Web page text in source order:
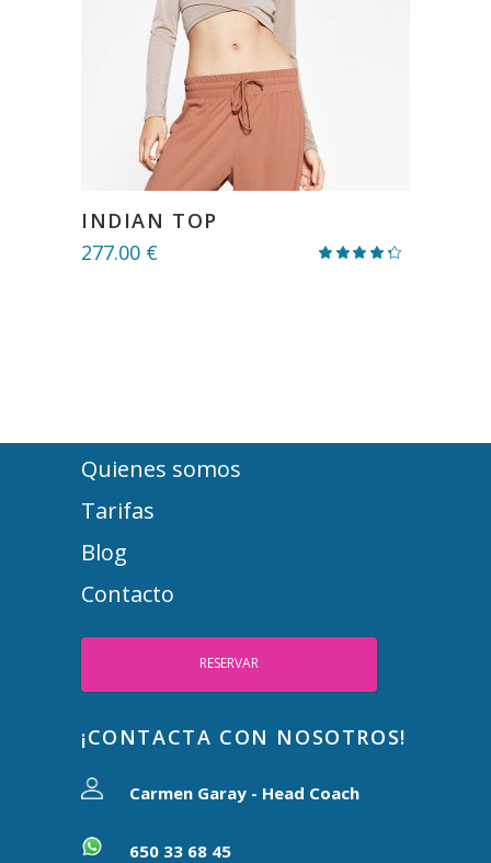
INDIAN TOP
277.00 €
Quienes somos
Tarifas
Blog
Contacto
RESERVAR
¡CONTACTA CON NOSOTROS!
Carmen Garay - Head Coach
650 33 68 45